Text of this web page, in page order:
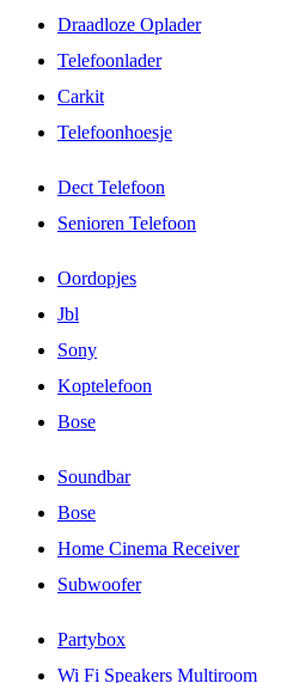
Draadloze Oplader
Telefoonlader
Carkit
Telefoonhoesje
Dect Telefoon
Senioren Telefoon
Oordopjes
Jbl
Sony
Koptelefoon
Bose
Soundbar
Bose
Home Cinema Receiver
Subwoofer
Partybox
Wi Fi Speakers Multiroom